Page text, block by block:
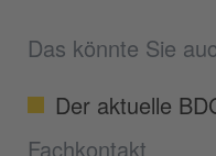
Das könnte Sie
Der aktuelle
Fachkontakt